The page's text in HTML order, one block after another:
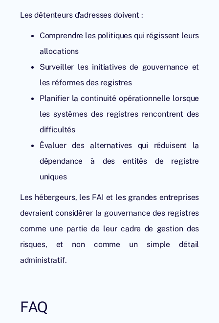
Les détenteurs d’adresses doivent :
Comprendre les politiques qui régissent leurs
allocations
Surveiller les initiatives de gouvernance et
les réformes des registres
Planifier la continuité opérationnelle lorsque
les systèmes des registres rencontrent des
difficultés
Évaluer des alternatives qui réduisent la
dépendance à des entités de registre
uniques
Les hébergeurs, les FAI et les grandes entreprises
devraient considérer la gouvernance des registres
comme une partie de leur cadre de gestion des
risques, et non comme un simple détail
administratif.
FAQ